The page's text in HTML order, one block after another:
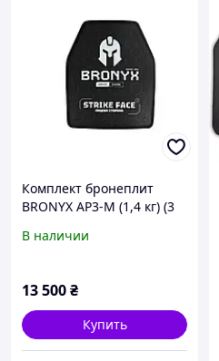
Комплект бронеплит
BRONYX AP3-M (1,4 кг) (3
В наличии
13 500₴
Купить